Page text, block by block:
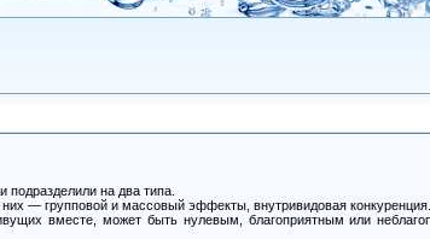
на два типа.
— групповой и массовый эффекты, внутривидовая конкуренция.
вместе, может быть нулевым, благоприятным или